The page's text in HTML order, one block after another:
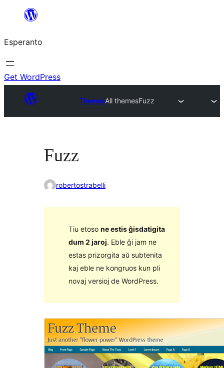
al
la
enhavo
Esperanto
Get WordPress
ThemesAll themesFuzz
Fuzz
robertostrabelli
Tiu etoso ne estis ĝisdatigita
dum 2 jaroj. Eble ĝi jam ne
estas prizorgita aŭ subtenita
kaj eble ne kongruos kun pli
novaj versioj de WordPress.